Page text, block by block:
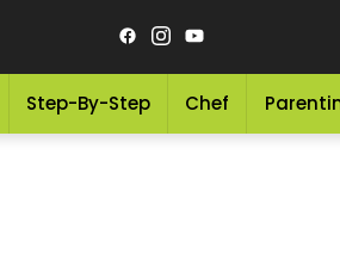
Step-By-Step Chef